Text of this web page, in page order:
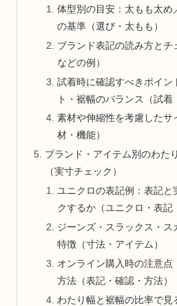
体型別の目安：太もも太め
の基準（選び・太もも）
ブランド表記の読み方とチ
などの例）
試着時に確認すべきポイン
ト・裾幅のバランス（試着
素材や伸縮性を考慮したサ
材・機能）
ブランド・アイテム別のわた
（実寸チェック）
ユニクロの表記例：表記と
クするか（ユニクロ・表記
ジーンズ・スラックス・ス
特徴（寸法・アイテム）
オンライン購入時の注意点
方法（表記・確認・方法）
わたり幅と裾幅の比率で見